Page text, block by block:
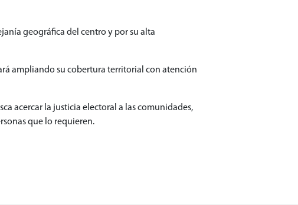
geográfica del centro y por su alta
ampliando su cobertura territorial con atención
acercar la justicia electoral a las comunidades,
que lo requieren.